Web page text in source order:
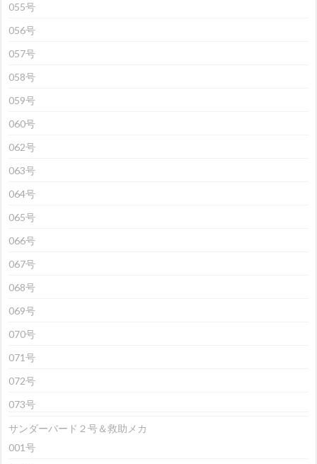
055号
056号
057号
058号
059号
060号
062号
063号
064号
065号
066号
067号
068号
069号
070号
071号
072号
073号
サンダーバード２号＆救助メカ
001号